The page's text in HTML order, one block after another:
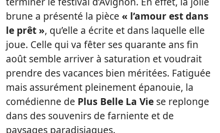
brune a présenté la pièce « l’amour est dans
le prêt », qu’elle a écrite et dans laquelle elle
joue. Celle qui va fêter ses quarante ans fin
août semble arriver à saturation et voudrait
prendre des vacances bien méritées. Fatiguée
mais assurément pleinement épanouie, la
comédienne de Plus Belle La Vie se replonge
dans des souvenirs de farniente et de
paysages paradisiaques.